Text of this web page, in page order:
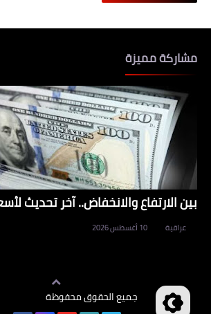
مشاركة مميزة
بين الارتفاع والانخفاض.. آخر تحديث
عراقية 10 أغسطس 2026
جميع الحقوق محفوظة